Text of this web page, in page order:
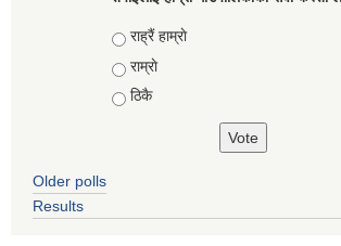
Choices
राह्रैं हाम्राे
राम्राे
ठिकै
Older polls
Results